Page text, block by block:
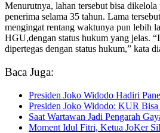
Menurutnya, lahan tersebut bisa dikelola
penerima selama 35 tahun. Lama
mengingat rentang waktunya pun lebih
HGU,dengan status hukum yang jelas.
dipertegas dengan status hukum,” kata
Baca Juga:
Presiden Joko Widodo Hadiri
Presiden Joko Widodo: KUR
Saat Wartawan Jadi Pengarah
Moment Idul Fitri, Ketua JoKer